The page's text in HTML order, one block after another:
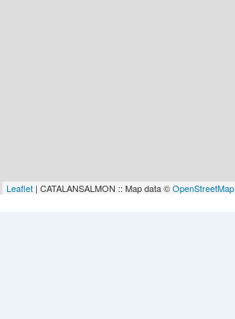
Leaflet | CATALANSALMON :: Map data ©OpenStreetMap